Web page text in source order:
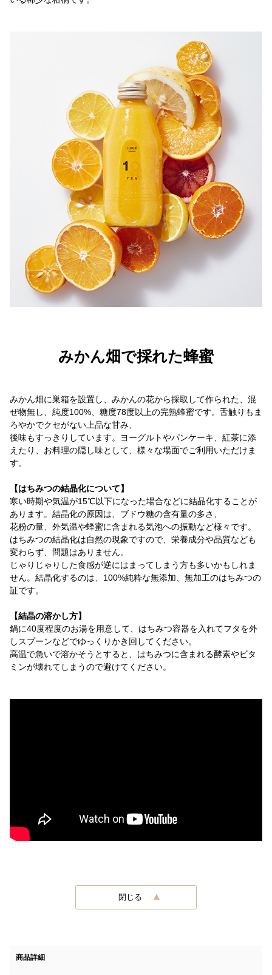
みかん畑で採れた蜂蜜
みかん畑に巣箱を設置し、みかんの花から採取して作られた、混
ぜ物無し、純度100%、糖度78度以上の完熟蜂蜜です。舌触りもま
ろやかでクセがない上品な甘み、
後味もすっきりしています。ヨーグルトやパンケーキ、紅茶に添
えたり、お料理の隠し味として、様々な場面でご利用いただけま
す。
【はちみつの結晶化について】
寒い時期や気温が15℃以下になった場合などに結晶化することが
あります。結晶化の原因は、ブドウ糖の含有量の多さ、
花粉の量、外気温や蜂蜜に含まれる気泡への振動など様々です。
はちみつの結晶化は自然の現象ですので、栄養成分や品質なども
変わらず、問題はありません。
じゃりじゃりした食感が逆にはまってしまう方も多いかもしれま
せん。結晶化するのは、100%純粋な無添加、無加工のはちみつの
証です。
【結晶の溶かし方】
鍋に40度程度のお湯を用意して、はちみつ容器を入れてフタを外
しスプーンなどでゆっくりかき回してください。
高温で急いで溶かそうとすると、はちみつに含まれる酵素やビタ
ミンが壊れてしまうので避けてください。
閉じる
商品詳細